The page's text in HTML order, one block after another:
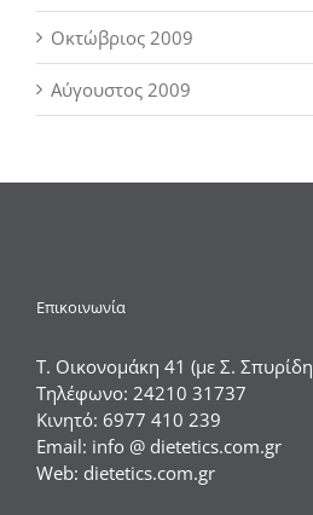
Οκτώβριος 2009
Αύγουστος 2009
Επικοινωνία
Τ. Οικονομάκη 41 (με Σ.
Τηλέφωνο: 24210 31737
Κινητό: 6977 410 239
Email: info @ dietetics.com.gr
Web: dietetics.com.gr